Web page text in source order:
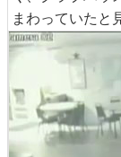
まわっていたと